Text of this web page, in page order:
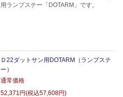
用ランプステー「DOTARM」です。
Ｄ22ダットサン用DOTARM（ランプステ
ー）
通常価格
52,371円(税込57,608円)